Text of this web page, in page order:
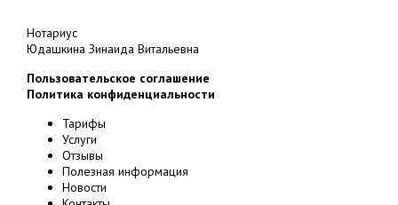
Нотариус
Юдашкина Зинаида Витальевна
Пользовательское соглашение
Политика конфиденциальности
Тарифы
Услуги
Отзывы
Полезная информация
Новости